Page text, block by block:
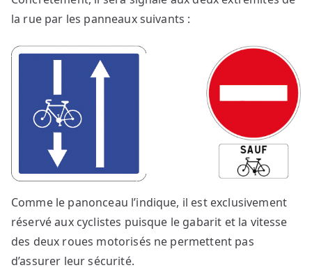
la rue par les panneaux suivants :
Comme le panonceau l’indique, il est exclusivement
réservé aux cyclistes puisque le gabarit et la vitesse
des deux roues motorisés ne permettent pas
d’assurer leur sécurité.